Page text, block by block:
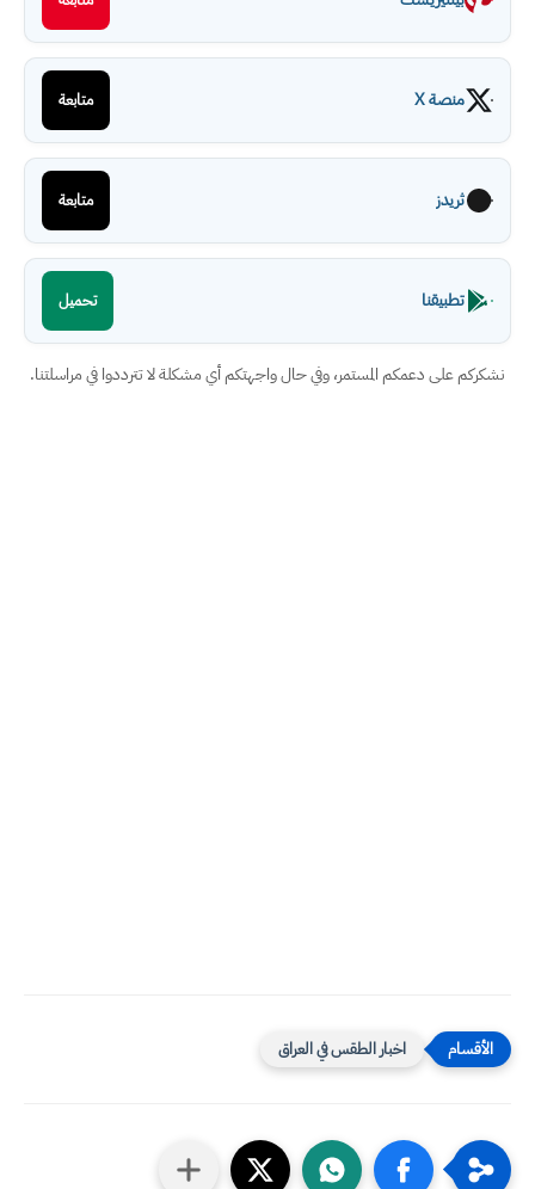
منصة X متابعة
ثريدز متابعة
تطبيقنا تحميل
نشكركم على دعمكم المستمر، وفي حال واجهتكم أي مشكلة لا تترددوا في مراسلتنا.
اخبار الطقس في العراق